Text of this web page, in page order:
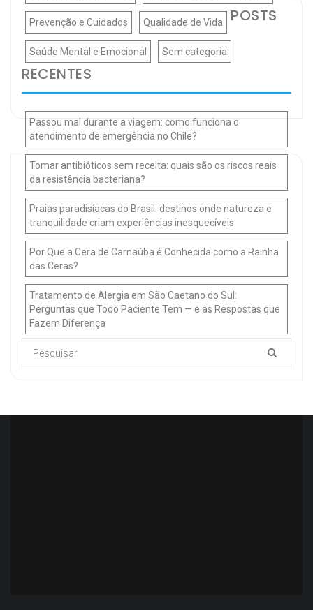
Prevenção e Cuidados Qualidade de Vida
Saúde Mental e Emocional Sem categoria
POSTS
RECENTES
Passou mal durante a viagem: como funciona o
atendimento de emergência no Chile?
Tomar antibióticos sem receita: quais são os riscos reais
da resistência bacteriana?
Praias paradisíacas do Brasil: destinos onde natureza e
tranquilidade criam experiências inesquecíveis
Por Que a Cera de Carnaúba é Conhecida como a Rainha
das Ceras?
Tratamento de Alergia em São Caetano do Sul:
Perguntas que Todo Paciente Tem — e as Respostas que
Fazem Diferença